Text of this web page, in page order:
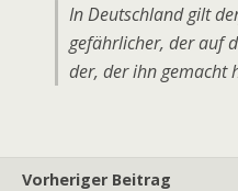
In Deutschland gilt
gefährlicher, der auf
der, der ihn gemacht
Vorheriger Beitrag